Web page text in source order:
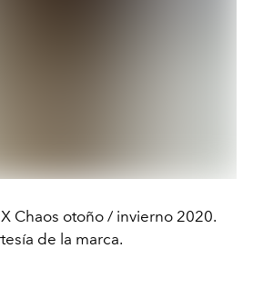
Chaos otoño / invierno 2020.
de la marca.